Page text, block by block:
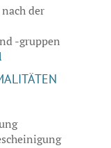
der
-gruppen